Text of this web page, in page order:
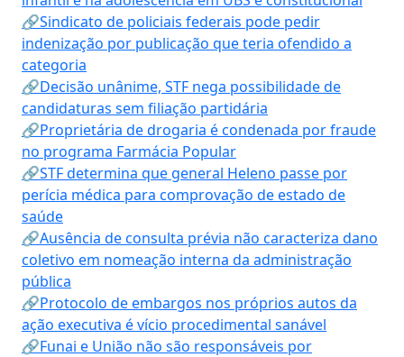
🔗Sindicato de policiais federais pode pedir
indenização por publicação que teria ofendido a
categoria
🔗Decisão unânime, STF nega possibilidade de
candidaturas sem filiação partidária
🔗Proprietária de drogaria é condenada por fraude
no programa Farmácia Popular
🔗STF determina que general Heleno passe por
perícia médica para comprovação de estado de
saúde
🔗Ausência de consulta prévia não caracteriza dano
coletivo em nomeação interna da administração
pública
🔗Protocolo de embargos nos próprios autos da
ação executiva é vício procedimental sanável
🔗Funai e União não são responsáveis por